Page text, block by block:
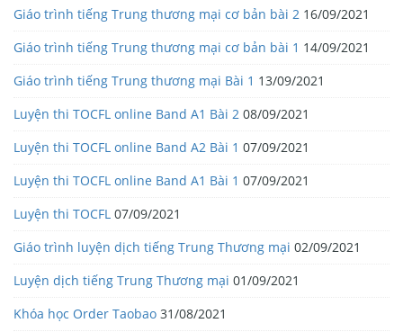
Giáo trình tiếng Trung thương mại cơ bản bài 2 16/09/2021
Giáo trình tiếng Trung thương mại cơ bản bài 1 14/09/2021
Giáo trình tiếng Trung thương mại Bài 1 13/09/2021
Luyện thi TOCFL online Band A1 Bài 2 08/09/2021
Luyện thi TOCFL online Band A2 Bài 1 07/09/2021
Luyện thi TOCFL online Band A1 Bài 1 07/09/2021
Luyện thi TOCFL 07/09/2021
Giáo trình luyện dịch tiếng Trung Thương mại 02/09/2021
Luyện dịch tiếng Trung Thương mại 01/09/2021
Khóa học Order Taobao 31/08/2021